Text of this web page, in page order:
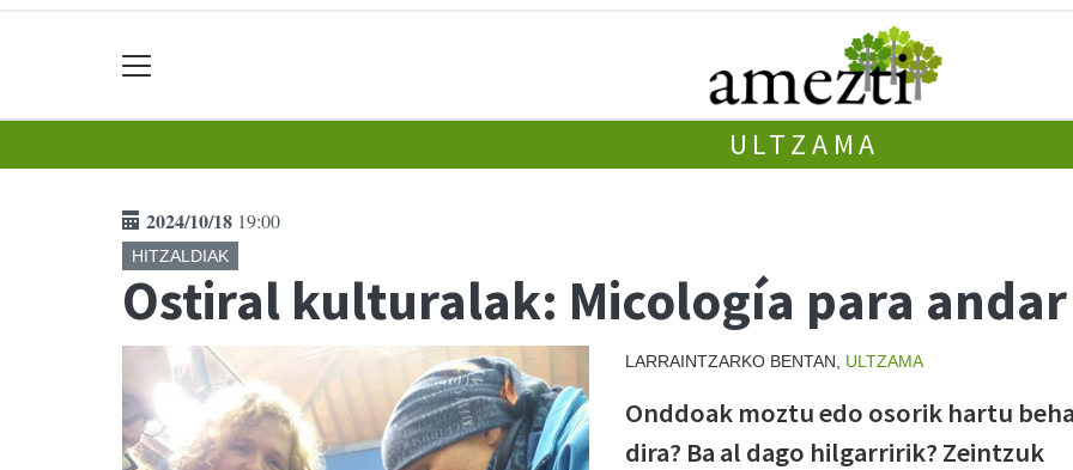
ULTZAMA
2024/10/18 19:00
HITZALDIAK
Ostiral kulturalak: Micología para andar
LARRAINTZARKO BENTAN, ULTZAMA
Onddoak moztu edo osorik hartu
dira? Ba al dago hilgarririk? Zeintzuk